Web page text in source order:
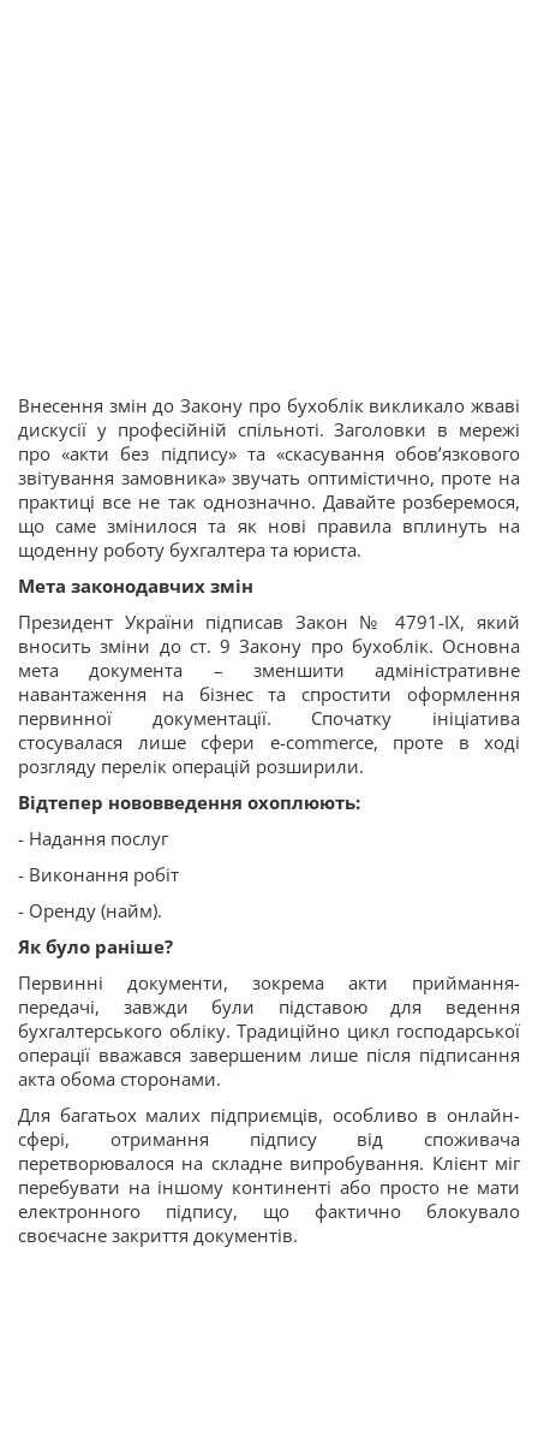
Внесення змін до Закону про бухоблік викликало жваві
дискусії у професійній спільноті. Заголовки в мережі
про «акти без підпису» та «скасування обов’язкового
звітування замовника» звучать оптимістично, проте на
практиці все не так однозначно. Давайте розберемося,
що саме змінилося та як нові правила вплинуть на
щоденну роботу бухгалтера та юриста.
Мета законодавчих змін
Президент України підписав Закон № 4791-ІХ, який
вносить зміни до ст. 9 Закону про бухоблік. Основна
мета документа – зменшити адміністративне
навантаження на бізнес та спростити оформлення
первинної документації. Спочатку ініціатива
стосувалася лише сфери e-commerce, проте в ході
розгляду перелік операцій розширили.
Відтепер нововведення охоплюють:
- Надання послуг
- Виконання робіт
- Оренду (найм).
Як було раніше?
Первинні документи, зокрема акти приймання-
передачі, завжди були підставою для ведення
бухгалтерського обліку. Традиційно цикл господарської
операції вважався завершеним лише після підписання
акта обома сторонами.
Для багатьох малих підприємців, особливо в онлайн-
сфері, отримання підпису від споживача
перетворювалося на складне випробування. Клієнт міг
перебувати на іншому континенті або просто не мати
електронного підпису, що фактично блокувало
своєчасне закриття документів.